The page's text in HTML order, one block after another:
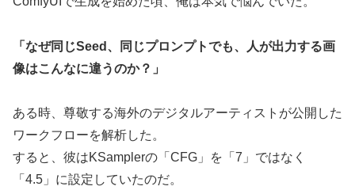
「なぜ同じSeed、同じプロンプトでも、人が出力する画
像はこんなに違うのか？」
ある時、尊敬する海外のデジタルアーティストが公開した
ワークフローを解析した。
すると、彼はKSamplerの「CFG」を「7」ではなく
「4.5」に設定していたのだ。